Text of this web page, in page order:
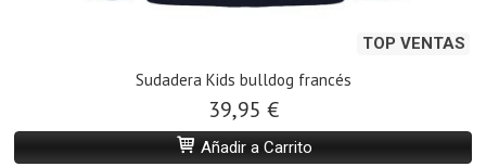
TOP VENTAS
Sudadera Kids bulldog francés
39,95 €
Añadir a Carrito